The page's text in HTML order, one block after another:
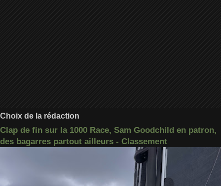
Choix de la rédaction
Clap de fin sur la 1000 Race, Sam Goodchild en patron,
des bagarres partout ailleurs - Classement